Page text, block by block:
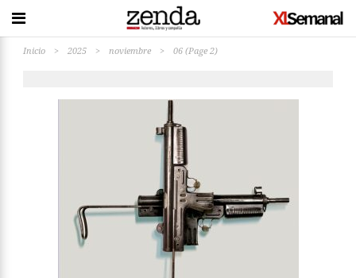
Inicio > 2025 > noviembre > 06 (Page 2)